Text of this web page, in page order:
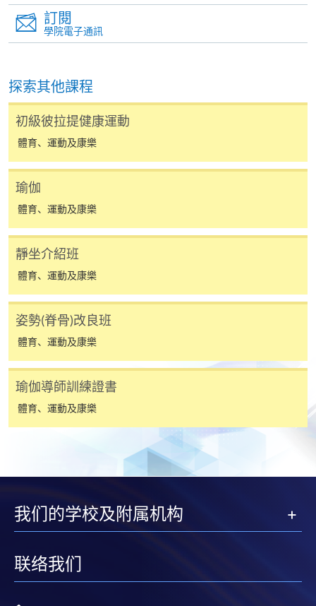
個別課程為須報讀同一學歷頒授課程及其他單元或繳
交下期學費的學員，提供網上服務，如學員就讀的課
程設有此服務，課程負責人會通知學員有關程序。
網上支付可通過「繳費靈」(PPS) (不適用於手機)、
VISA 或 Mastercard、「微信支付」(Online WeChat
Pay) 、「支付寶」(Online Alipay) 或 「轉數快」(FPS)
繳付學費。
親身報名/郵遞
報讀新課程
凡以「先到先得」為取錄方式的課程，請填妥
SF26報名表，親往報名中心或以郵遞方式連同學
費以及所需證明文件呈交。
[下載報名表SF26
申請學歷頒授及專業課程可能需要其他資料，報名
表可向報名中心或有關課程負責人索取。填妥申請
往報名中心或以郵遞方式遞交。
​學院為學歷頒授課程特設「註冊及學費通知」，適
課程負責人會為學員送上「註冊及學費通知」
訂閱
學院電子通訊
探索其他課程
初級彼拉提健康運動
體育、運動及康樂
瑜伽
體育、運動及康樂
靜坐介紹班
體育、運動及康樂
姿勢(脊骨)改良班
體育、運動及康樂
瑜伽導師訓練證書
體育、運動及康樂
我们的学校及附属机构
联络我们